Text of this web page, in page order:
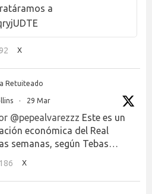
a
92 X
Retuiteado
· 29 Mar
@pepealvarezzz Este es un
económica del Real
semanas, según Tebas…
186 X